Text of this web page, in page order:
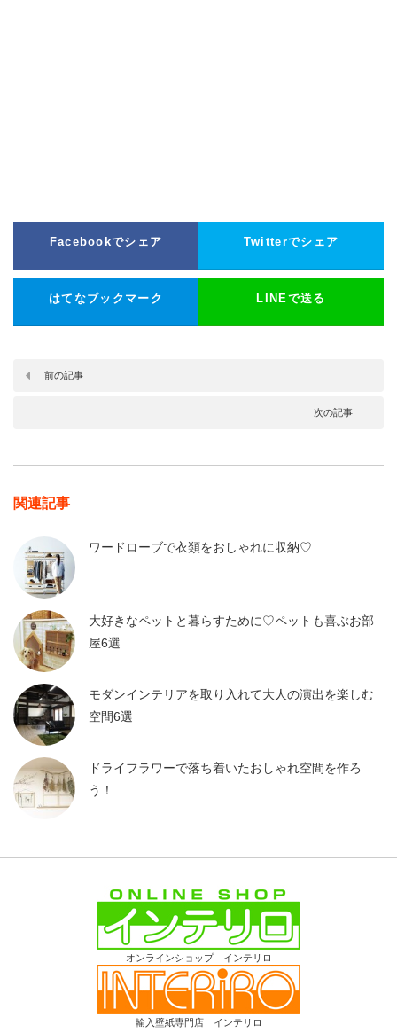
Facebookでシェア Twitterでシェア
はてなブックマーク LINEで送る
前の記事
次の記事
関連記事
ワードローブで衣類をおしゃれに収納♡
大好きなペットと暮らすために♡ペットも喜ぶお部
屋6選
モダンインテリアを取り入れて大人の演出を楽しむ
空間6選
ドライフラワーで落ち着いたおしゃれ空間を作ろ
う！
オンラインショップ インテリロ
輸入壁紙専門店 インテリロ